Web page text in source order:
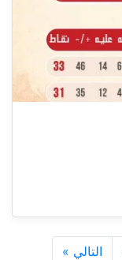
التالي »